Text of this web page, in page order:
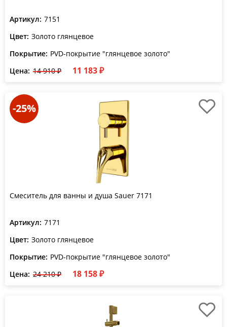
Артикул: 7151
Цвет: Золото глянцевое
Покрытие: PVD-покрытие "глянцевое золото"
Цена: 14 910 ₽ 11 183 ₽
-25%
Смеситель для ванны и душа Sauer 7171
Артикул: 7171
Цвет: Золото глянцевое
Покрытие: PVD-покрытие "глянцевое золото"
Цена: 24 210 ₽ 18 158 ₽